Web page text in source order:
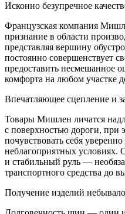
Исконно безупречное
Французская компания
признание в области
представляя вершину
постоянно совершенствует
предоставить несмешанное
комфорта на любом участке
Впечатляющее сцепление и
Товары Мишлен личатся
с поверхностью дороги, при
почувствовать себя
неблагоприятных условиях.
и стабильный руль —
транспортного средства до
Получение изделий